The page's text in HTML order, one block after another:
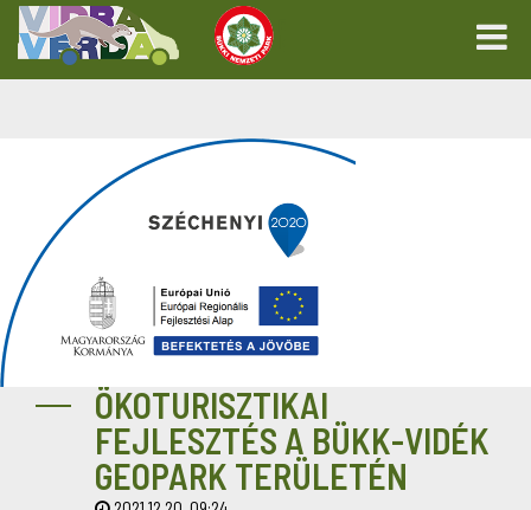
ÖKOTURISZTIKAI
FEJLESZTÉS A BÜKK-VIDÉK
GEOPARK TERÜLETÉN